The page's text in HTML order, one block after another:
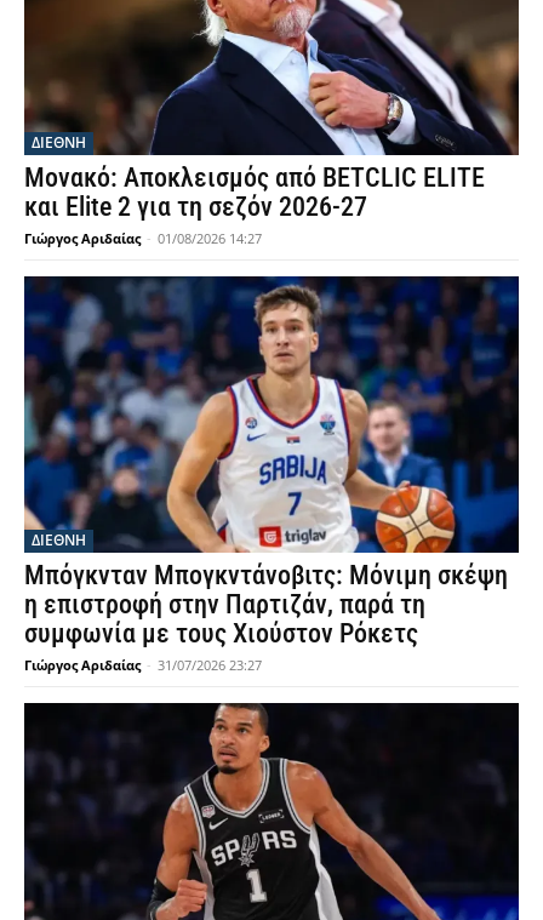
ΔΙΕΘΝΗ
Μονακό: Αποκλεισμός από BETCLIC ELITE
και Elite 2 για τη σεζόν 2026-27
Γιώργος Αριδαίας - 01/08/2026 14:27
ΔΙΕΘΝΗ
Μπόγκνταν Μπογκντάνοβιτς: Μόνιμη σκέψη
η επιστροφή στην Παρτιζάν, παρά τη
συμφωνία με τους Χιούστον Ρόκετς
Γιώργος Αριδαίας - 31/07/2026 23:27